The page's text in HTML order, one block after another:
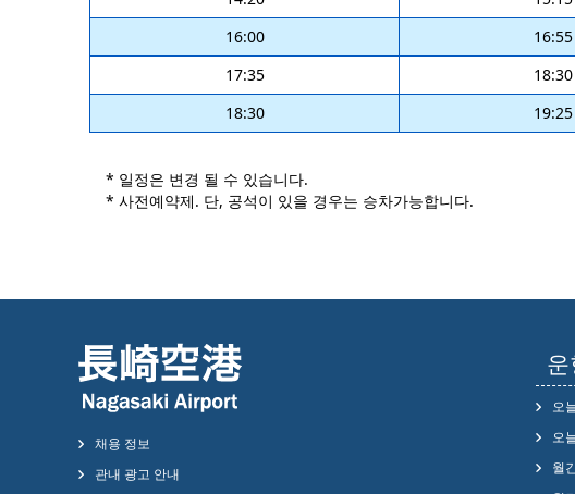
16:00
16:55
17:35
18:30
18:30
19:25
* 일정은 변경 될 수 있습니다.
* 사전예약제. 단, 공석이 있을 경우는 승차가능합니다.
채용 정보
관내 광고 안내
오
오
월